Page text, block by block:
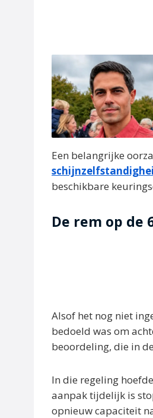
Een belangrijke
beschikbare
De rem op de
Alsof het nog niet
bedoeld was om
beoordeling, die in
In die regeling
aanpak tijdelijk is
opnieuw capaciteit